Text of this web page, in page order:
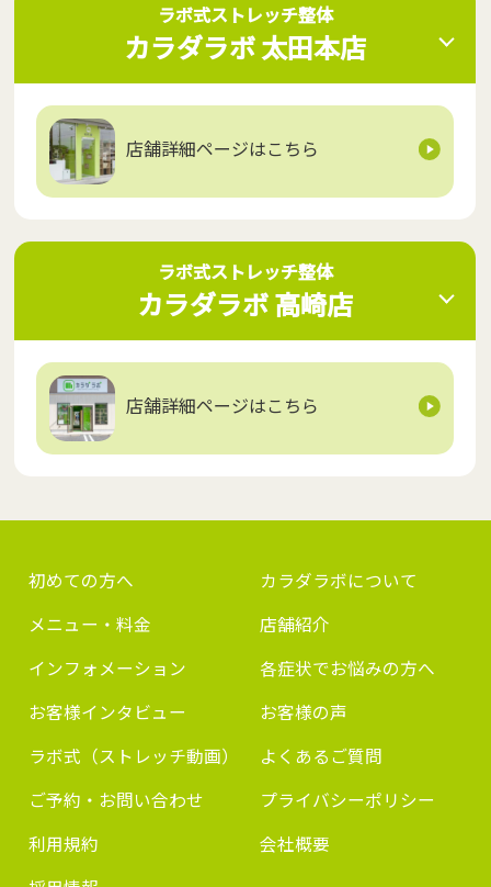
ラボ式ストレッチ整体
カラダラボ 太田本店
ラボ式ストレッチ整体 カラダラ
ボ 太田本店
店舗詳細ページはこちら
ラボ式ストレッチ整体
カラダラボ 高崎店
ラボ式ストレッチ整体 カラダラ
ボ 高崎店
店舗詳細ページはこちら
初めての方へ
カラダラボについて
メニュー・料金
店舗紹介
インフォメーション
各症状でお悩みの方へ
お客様インタビュー
お客様の声
ラボ式（ストレッチ動画）
よくあるご質問
ご予約・お問い合わせ
プライバシーポリシー
利用規約
会社概要